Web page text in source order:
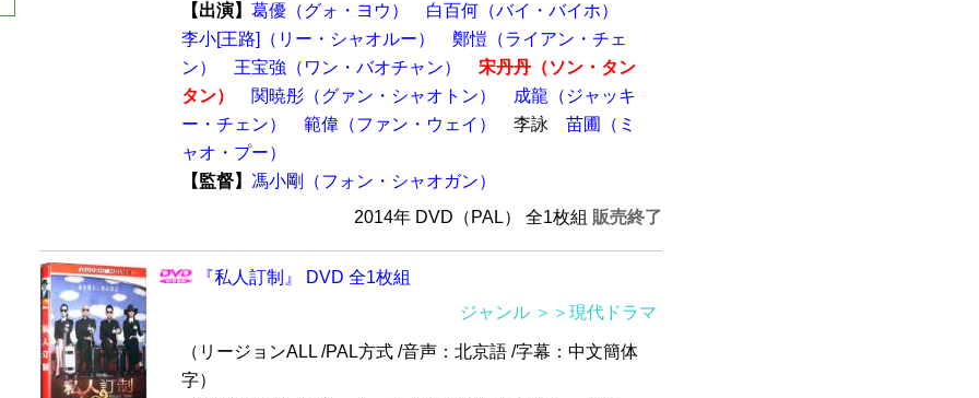
【出演】 葛優（グォ・ヨウ）
白百何（バイ・バイホ）
李小[王路]（リー・シャオルー）
鄭愷（ライアン・チェ
ン）
王宝強（ワン・バオチャン）
宋丹丹（ソン・タン
タン）
関暁彤（グァン・シャオトン）
成龍（ジャッキ
ー・チェン）
範偉（ファン・ウェイ） 李詠 苗圃（ミ
ャオ・プー）
【監督】 馮小剛（フォン・シャオガン）
2014年 DVD（PAL） 全1枚組 販売終了
『私人訂制』 DVD 全1枚組
ジャンル ＞＞現代ドラマ
（リージョンALL /PAL方式 /音声：北京語 /字幕：中文簡体
字）